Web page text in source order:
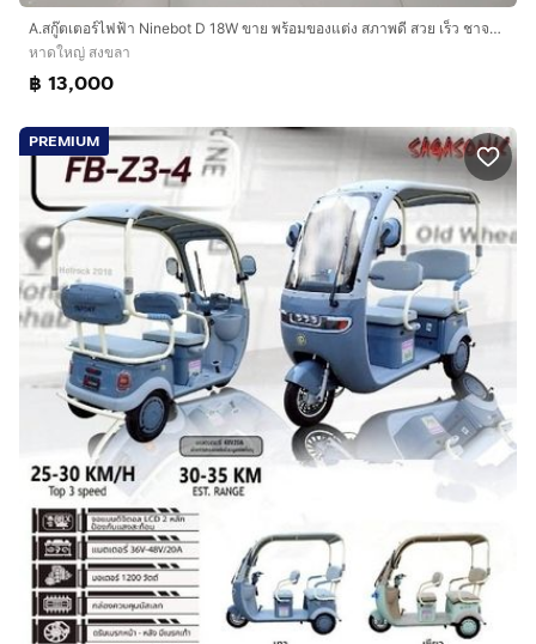
A.สกู๊ตเตอร์ไฟฟ้า Ninebot D 18W ขาย พร้อมของแต่ง สภาพดี สวย เร็ว ชาจไฟฟ้า อย่างดี สีเทาดำ ขายตามสภาพ พร้อมสายชาจ พร้อมส่ง
หาดใหญ่ สงขลา
฿ 13,000
PREMIUM